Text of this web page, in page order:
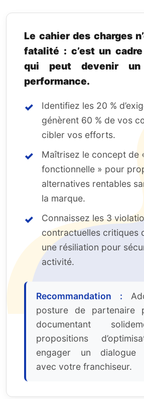
Le cahier des charges
fatalité : c’est un
qui peut devenir
performance.
Identifiez les 20 %
génèrent 60 % de vos
cibler vos efforts.
Maîtrisez le concept de
fonctionnelle » pour
alternatives rentables
la marque.
Connaissez les 3
contractuelles critiques
une résiliation pour
activité.
Recommandation :
posture de partenaire
documentant
propositions
engager un dialogue
avec votre franchiseur.